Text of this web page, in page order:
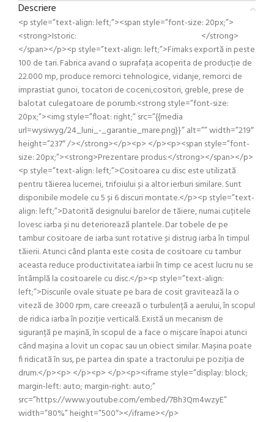
Descriere
<p style=”text-align: left;”><span style=”font-size: 20px;”>
<strong>Istoric: </strong>
</span></p><p style=”text-align: left;”>Fimaks exportă in peste
100 de tari. Fabrica avand o suprafața acoperita de producție de
22.000 mp, produce remorci tehnologice, vidanje, remorci de
imprastiat gunoi, tocatori de coceni,cositori, greble, prese de
balotat culegatoare de porumb.<strong style=”font-size:
20px;”><img style=”float: right;” src=”{{media
url=wysiwyg/24_luni_-_garantie_mare.png}}” alt=”” width=”219″
height=”237″ /></strong></p><p> </p><p><span style=”font-
size: 20px;”><strong>Prezentare produs:</strong></span></p>
<p style=”text-align: left;”>Cositoarea cu disc este utilizată
pentru tăierea lucernei, trifoiului și a altor ierburi similare. Sunt
disponibile modele cu 5 și 6 discuri montate.</p><p style=”text-
align: left;”>Datorită designului barelor de tăiere, numai cuțitele
lovesc iarba și nu deteriorează plantele. Dar tobele de pe
tambur cositoare de iarba sunt rotative și distrug iarba în timpul
tăierii. Atunci când planta este cosita de cositoare cu tambur
aceasta reduce productivitatea iarbii în timp ce acest lucru nu se
întâmplă la cositoarele cu disc.</p><p style=”text-align:
left;”>Discurile ovale situate pe bara de cosit gravitează la o
viteză de 3000 rpm, care creează o turbulență a aerului, în scopul
de ridica iarba în poziție verticală. Există un mecanism de
siguranță pe mașină, în scopul de a face o mișcare înapoi atunci
când mașina a lovit un copac sau un obiect similar. Mașina poate
fi ridicată în sus, pe partea din spate a tractorului pe poziția de
drum.</p><p> </p><p> </p><p><iframe style=”display: block;
margin-left: auto; margin-right: auto;”
src=”https://www.youtube.com/embed/7Bh3Qm4wzyE”
width=”80%” height=”500″></iframe></p>